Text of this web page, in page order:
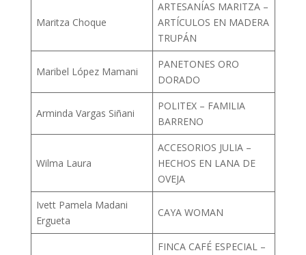
Maritza Choque
ARTESANÍAS MARITZA –
ARTÍCULOS EN MADERA
TRUPÁN
Maribel López Mamani
PANETONES ORO
DORADO
Arminda Vargas Siñani
POLITEX – FAMILIA
BARRENO
Wilma Laura
ACCESORIOS JULIA –
HECHOS EN LANA DE
OVEJA
Ivett Pamela Madani
Ergueta
CAYA WOMAN
FINCA CAFÉ ESPECIAL –